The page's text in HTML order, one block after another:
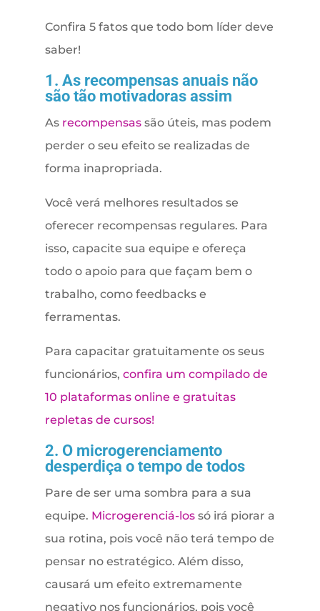
Confira 5 fatos que todo bom líder deve
saber!
1. As recompensas anuais não
são tão motivadoras assim
As recompensassão úteis, mas podem
perder o seu efeito se realizadas de
forma inapropriada.
Você verá melhores resultados se
oferecer recompensas regulares. Para
isso, capacite sua equipe e ofereça
todo o apoio para que façam bem o
trabalho, como feedbacks e
ferramentas.
Para capacitar gratuitamente os seus
funcionários, confira um compilado de
10 plataformas online e gratuitas
repletas de cursos!
2. O microgerenciamento
desperdiça o tempo de todos
Pare de ser uma sombra para a sua
equipe. Microgerenciá-lossó irá piorar a
sua rotina, pois você não terá tempo de
pensar no estratégico. Além disso,
causará um efeito extremamente
negativo nos funcionários, pois você